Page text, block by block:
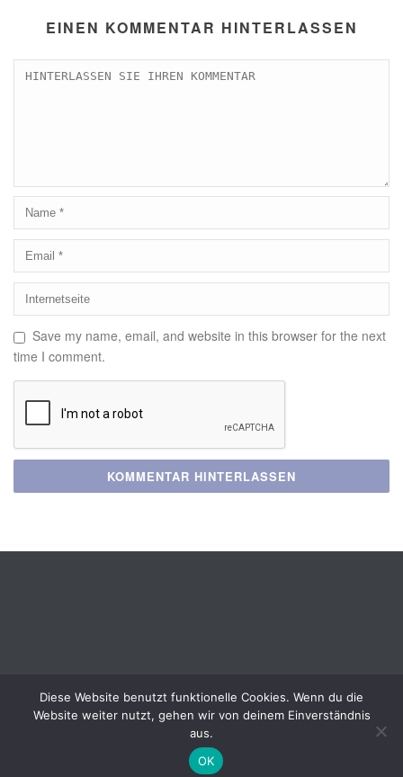
EINEN KOMMENTAR HINTERLASSEN
Save my name, email, and website in this browser for the next
time I comment.
Copyright All Rights Reserved ©
Datenschutzerklärung
Impressum
Diese Website benutzt funktionelle Cookies. Wenn du die
Website weiter nutzt, gehen wir von deinem Einverständnis
aus.
OK